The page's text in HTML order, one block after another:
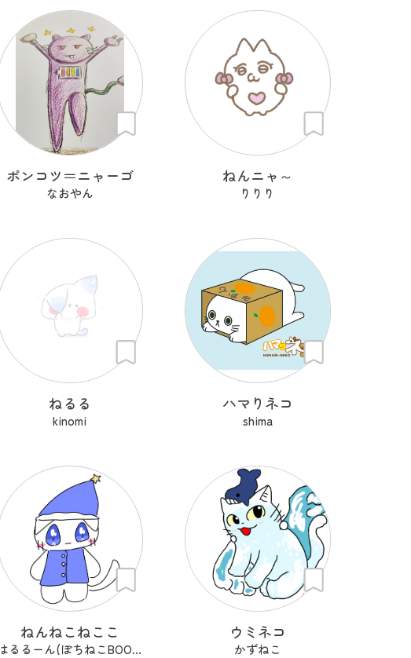
ポンコツ＝ニャーゴ
なおやん
ねんニャ～
りりり
ねるる
kinomi
ハマりネコ
shima
ねんねこねここ
はるるーん(ぽちねこBOOKS)
ウミネコ
かずねこ